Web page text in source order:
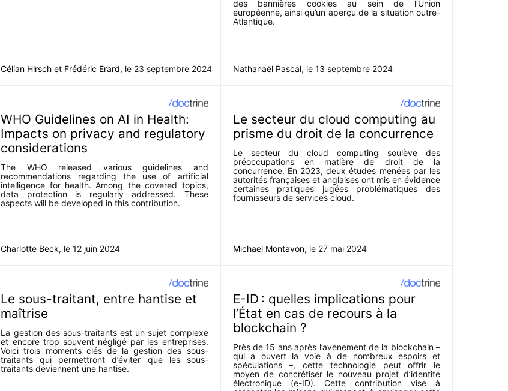
Célian Hirsch et Frédéric Erard, le 23 septembre 2024
des bannières cookies au sein de l’Union
européenne, ainsi qu’un aperçu de la situation outre-
Atlantique.
Nathanaël Pascal, le 13 septembre 2024
WHO Guidelines on AI in Health:
Impacts on privacy and regulatory
considerations
The WHO released various guidelines and
recommendations regarding the use of artificial
intelligence for health. Among the covered topics,
data protection is regularly addressed. These
aspects will be developed in this contribution.
Charlotte Beck, le12 juin 2024
Le secteur du cloud computing au
prisme du droit de la concurrence
Le secteur du cloud computing soulève des
préoccupations en matière de droit de la
concurrence. En 2023, deux études menées par les
autorités françaises et anglaises ont mis en évidence
certaines pratiques jugées problématiques des
fournisseurs de services cloud.
Michael Montavon, le 27 mai 2024
Le sous-traitant, entre hantise et
maîtrise
La gestion des sous-traitants est un sujet complexe
et encore trop souvent négligé par les entreprises.
Voici trois moments clés de la gestion des sous-
traitants qui permettront d’éviter que les sous-
traitants deviennent une hantise.
E-ID : quelles implications pour
l’État en cas de recours à la
blockchain ?
Près de 15 ans après l’avènement de la blockchain –
qui a ouvert la voie à de nombreux espoirs et
spéculations –, cette technologie peut offrir le
moyen de concrétiser le nouveau projet d’identité
électronique (e-ID). Cette contribution vise à